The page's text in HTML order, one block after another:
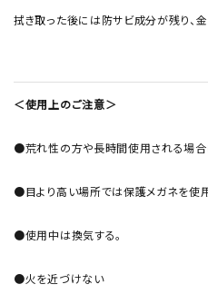
拭き取った後には防サビ成分が残り、金
＜使用上のご注意＞
●荒れ性の方や長時間使用される場合
●目より高い場所では保護メガネを使用
●使用中は換気する。
●火を近づけない